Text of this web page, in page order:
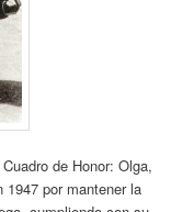
de Honor: Olga,
1947 por mantener la